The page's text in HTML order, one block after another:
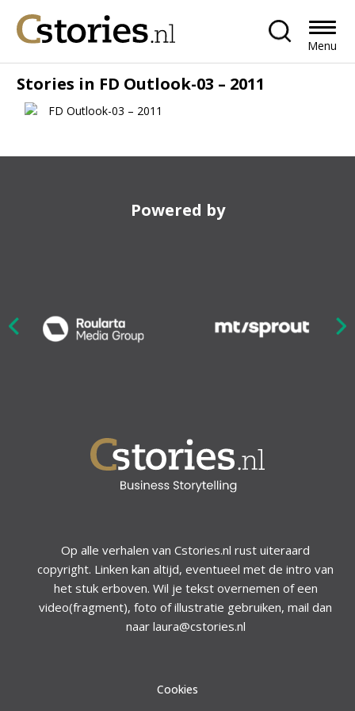
Menu
Stories in FD Outlook-03 – 2011
Powered by
Op alle verhalen van Cstories.nl rust uiteraard
copyright. Linken kan altijd, eventueel met de intro van
het stuk erboven. Wil je tekst overnemen of een
video(fragment), foto of illustratie gebruiken, mail dan
naar laura@cstories.nl
Cookies